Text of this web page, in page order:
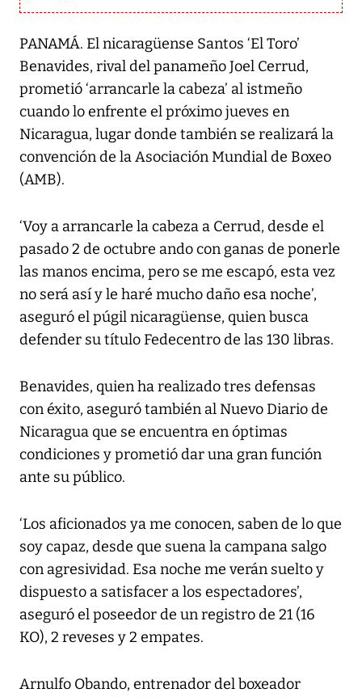
PANAMÁ. El nicaragüense Santos ‘El Toro’
Benavides, rival del panameño Joel Cerrud,
prometió ‘arrancarle la cabeza’ al istmeño
cuando lo enfrente el próximo jueves en
Nicaragua, lugar donde también se realizará la
convención de la Asociación Mundial de Boxeo
(AMB).
‘Voy a arrancarle la cabeza a Cerrud, desde el
pasado 2 de octubre ando con ganas de ponerle
las manos encima, pero se me escapó, esta vez
no será así y le haré mucho daño esa noche’,
aseguró el púgil nicaragüense, quien busca
defender su título Fedecentro de las 130 libras.
Benavides, quien ha realizado tres defensas
con éxito, aseguró también al Nuevo Diario de
Nicaragua que se encuentra en óptimas
condiciones y prometió dar una gran función
ante su público.
‘Los aficionados ya me conocen, saben de lo que
soy capaz, desde que suena la campana salgo
con agresividad. Esa noche me verán suelto y
dispuesto a satisfacer a los espectadores’,
aseguró el poseedor de un registro de 21 (16
KO), 2 reveses y 2 empates.
Arnulfo Obando, entrenador del boxeador